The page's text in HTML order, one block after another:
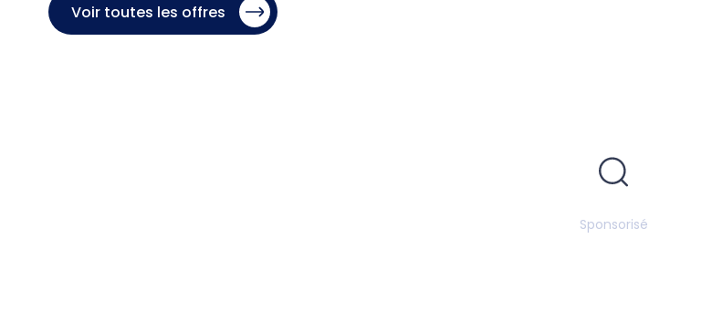
Voir toutes les offres
Sponsorisé